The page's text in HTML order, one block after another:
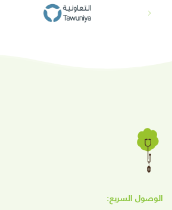
الوصول السريع: